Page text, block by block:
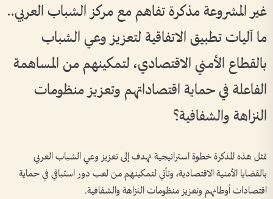
غير المشروعة مذكرة تفاهم مع مركز الشباب العربي..
ما آليات تطبيق الاتفاقية لتعزيز وعي الشباب
بالقطاع الأمني الاقتصادي، لتمكينهم من المساهمة
الفاعلة في حماية اقتصاداتهم وتعزيز منظومات
النزاهة والشفافية؟
تمثل هذه المذكرة خطوة استراتيجية تهدف إلى تعزيز وعي الشباب العربي
بالقضايا الأمنية الاقتصادية، وتأتي لتمكينهم من لعب دور استباقي في حماية
اقتصادات أوطانهم وتعزيز منظومات النزاهة والشفافية.